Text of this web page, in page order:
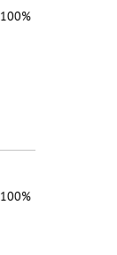
100%
100%